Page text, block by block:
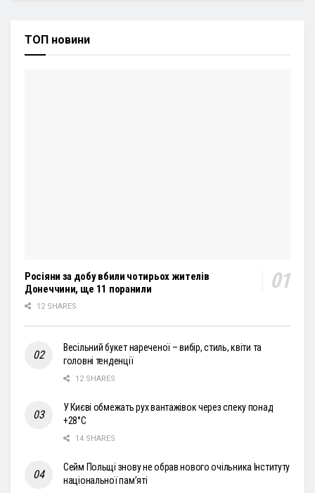
ТОП новини
Росіяни за добу вбили чотирьох жителів
Донеччини, ще 11 поранили
12 SHARES
Весільний букет нареченої – вибір, стиль, квіти та
головні тенденції
12 SHARES
У Києві обмежать рух вантажівок через спеку понад
+28°С
14 SHARES
Сейм Польщі знову не обрав нового очільника Інституту
національної пам’яті